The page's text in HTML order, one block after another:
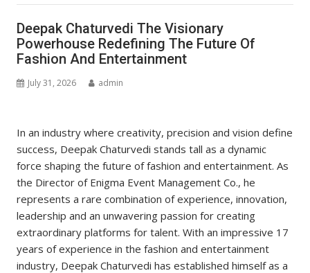
Deepak Chaturvedi The Visionary
Powerhouse Redefining The Future Of
Fashion And Entertainment
July 31, 2026 admin
In an industry where creativity, precision and vision define
success, Deepak Chaturvedi stands tall as a dynamic
force shaping the future of fashion and entertainment. As
the Director of Enigma Event Management Co., he
represents a rare combination of experience, innovation,
leadership and an unwavering passion for creating
extraordinary platforms for talent. With an impressive 17
years of experience in the fashion and entertainment
industry, Deepak Chaturvedi has established himself as a